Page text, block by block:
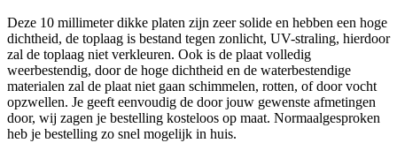
Deze 10 millimeter dikke platen zijn zeer solide en hebben een hoge
dichtheid, de toplaag is bestand tegen zonlicht, UV-straling, hierdoor
zal de toplaag niet verkleuren. Ook is de plaat volledig
weerbestendig, door de hoge dichtheid en de waterbestendige
materialen zal de plaat niet gaan schimmelen, rotten, of door vocht
opzwellen. Je geeft eenvoudig de door jouw gewenste afmetingen
door, wij zagen je bestelling kosteloos op maat. Normaalgesproken
heb je bestelling zo snel mogelijk in huis.